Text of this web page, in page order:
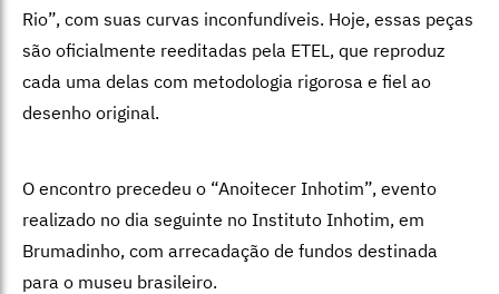
Rio”, com suas curvas inconfundíveis. Hoje, essas peças
são oficialmente reeditadas pela ETEL, que reproduz
cada uma delas com metodologia rigorosa e fiel ao
desenho original.
O encontro precedeu o “Anoitecer Inhotim”, evento
realizado no dia seguinte no Instituto Inhotim, em
Brumadinho, com arrecadação de fundos destinada
para o museu brasileiro.